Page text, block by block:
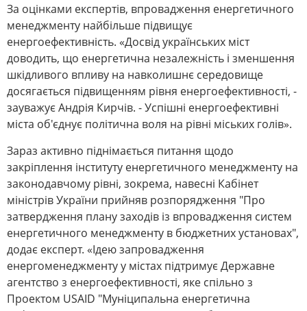
За оцінками експертів, впровадження енергетичного
менеджменту найбільше підвищує
енергоефективність. «Досвід українських міст
доводить, що енергетична незалежність і зменшення
шкідливого впливу на навколишнє середовище
досягається підвищенням рівня енергоефективності, -
зауважує Андрія Кирчів. - Успішні енергоефективні
міста об'єднує політична воля на рівні міських голів».
Зараз активно піднімається питання щодо
закріплення інституту енергетичного менеджменту на
законодавчому рівні, зокрема, навесні Кабінет
міністрів України прийняв розпорядження "Про
затвердження плану заходів із впровадження систем
енергетичного менеджменту в бюджетних установах",
додає експерт. «Ідею запровадження
енергоменеджменту у містах підтримує Державне
агентство з енергоефективності, яке спільно з
Проектом USAID "Муніципальна енергетична